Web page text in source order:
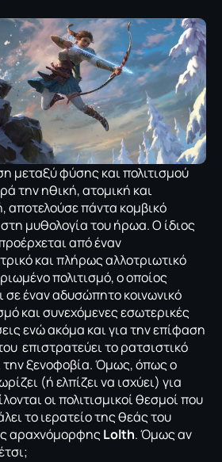
μεταξύ φύσης και πολιτισμού
την ηθική, ατομική και
αποτελούσε πάντα κομβικό
μυθολογία του ήρωα. Ο ίδιος
από έναν
και πλήρως αλλοτριωτικό
πολιτισμό, ο οποίος
σε έναν αδυσώπητο κοινωνικό
και συνεχόμενες εσωτερικές
ενώ ακόμα και για την επίφαση
επιστρατεύει το ρατσιστικό
την ξενοφοβία. Όμως, όπως ο
(ή ελπίζει να ισχύει) για
οι πολιτισμικοί θεσμοί που
το ιερατείο της θεάς του
αραχνόμορφηςLolth. Όμως αν